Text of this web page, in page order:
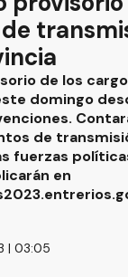
de los
domingo
de
fuerzas
en
| 03:05